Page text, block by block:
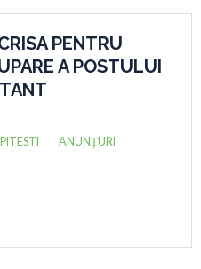
PENTRU
A POSTULUI
ANUNȚURI